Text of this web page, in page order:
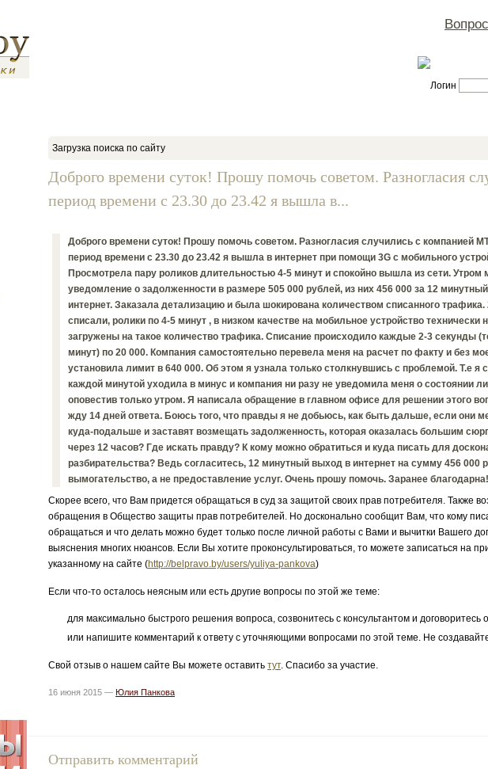
Логин
Загрузка поиска по сайту
Доброго времени суток! Прошу помочь советом. Разногласия
период времени с 23.30 до 23.42 я вышла в...
Доброго времени суток! Прошу помочь советом. Разногласия случились с компанией
период времени с 23.30 до 23.42 я вышла в интернет при помощи 3G с мобильного
Просмотрела пару роликов длительностью 4-5 минут и спокойно вышла из сети. Утром
уведомление о задолженности в размере 505 000 рублей, из них 456 000 за 12
интернет. Заказала детализацию и была шокирована количеством списанного трафика.
списали, ролики по 4-5 минут , в низком качестве на мобильное устройство технически
загружены на такое количество трафика. Списание происходило каждые 2-3 секунды
минут) по 20 000. Компания самостоятельно перевела меня на расчет по факту и без
установила лимит в 640 000. Об этом я узнала только столкнувшись с проблемой. Т.е я
каждой минутой уходила в минус и компания ни разу не уведомила меня о состоянии
оповестив только утром. Я написала обращение в главном офисе для решении этого
жду 14 дней ответа. Боюсь того, что правды я не добьюсь, как быть дальше, если они
куда-подальше и заставят возмещать задолженность, которая оказалась большим
через 12 часов? Где искать правду? К кому можно обратиться и куда писать для
разбирательства? Ведь согласитесь, 12 минутный выход в интернет на сумму 456 000
вымогательство, а не предоставление услуг. Очень прошу помочь. Заранее благодарна!
Скорее всего, что Вам придется обращаться в суд за защитой своих прав потребителя. Также
обращения в Общество защиты прав потребителей. Но досконально сообщит Вам, что кому
обращаться и что делать можно будет только после личной работы с Вами и вычитки Вашего
выяснения многих нюансов. Если Вы хотите проконсультироваться, то можете записаться на
указанному на сайте (http://belpravo.by/users/yuliya-pankova)
Если что-то осталось неясным или есть другие вопросы по этой же теме:
для максимально быстрого решения вопроса, созвонитесь с консультантом и договоритесь
или напишите комментарий к ответу с уточняющими вопросами по этой теме. Не
Свой отзыв о нашем сайте Вы можете оставить тут. Спасибо за участие.
16 июня 2015 — Юлия Панкова
Отправить комментарий